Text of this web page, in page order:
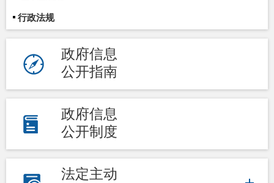
行政法规
政府信息
公开指南
政府信息
公开制度
法定主动